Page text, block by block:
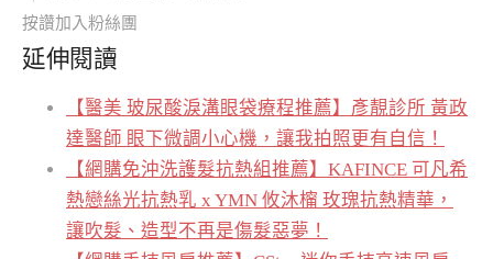
按讚加入粉絲團
延伸閱讀
【醫美 玻尿酸淚溝眼袋療程推薦】彥靚診所 黃政
達醫師 眼下微調小心機，讓我拍照更有自信！
【網購免沖洗護髮抗熱組推薦】KAFINCE 可凡希
熱戀絲光抗熱乳 x YMN 攸沐橣 玫瑰抗熱精華，
讓吹髮、造型不再是傷髮惡夢！